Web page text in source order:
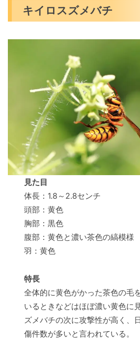
キイロスズメバチ
見た目
体長：1.8～2.8センチ
頭部：黄色
胸部：黒色
腹部：黄色と濃い茶色の縞模様
羽：黄色
特長
全体的に黄色がかった茶色の毛
いるときなどはほぼ濃い黄色に
ズメバチの次に攻撃性が高く、
傷件数が多いと言われている。